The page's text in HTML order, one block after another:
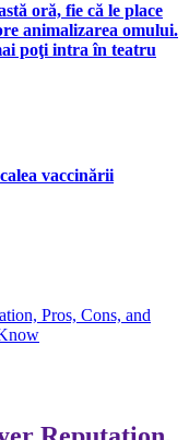
oră, fie că le place
animalizarea omului.
poţi intra în teatru
vaccinării
Pros, Cons, and